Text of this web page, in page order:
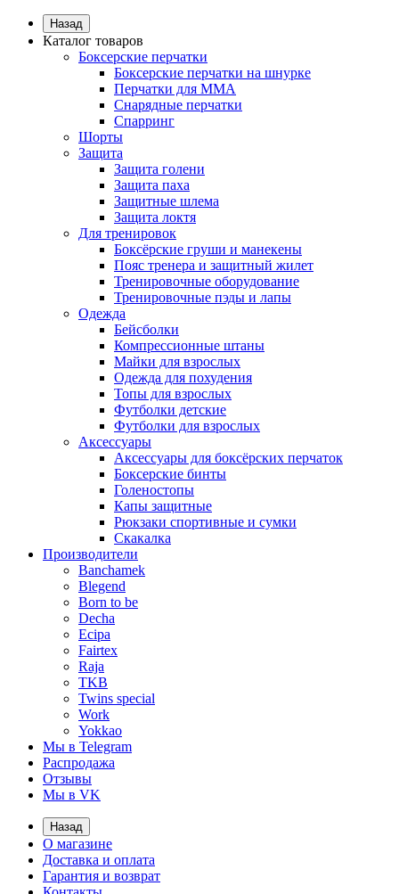
Назад
Каталог товаров
Боксерские перчатки
Боксерские перчатки на шнурке
Перчатки для ММА
Снарядные перчатки
Спарринг
Шорты
Защита
Защита голени
Защита паха
Защитные шлема
Защита локтя
Для тренировок
Боксёрские груши и манекены
Пояс тренера и защитный жилет
Тренировочные оборудование
Тренировочные пэды и лапы
Одежда
Бейсболки
Компрессионные штаны
Майки для взрослых
Одежда для похудения
Топы для взрослых
Футболки детские
Футболки для взрослых
Аксессуары
Аксессуары для боксёрских перчаток
Боксерские бинты
Голеностопы
Капы защитные
Рюкзаки спортивные и сумки
Скакалка
Производители
Banchamek
Blegend
Born to be
Decha
Ecipa
Fairtex
Raja
TKB
Twins special
Work
Yokkao
Мы в Telegram
Распродажа
Отзывы
Мы в VK
Назад
О магазине
Доставка и оплата
Гарантия и возврат